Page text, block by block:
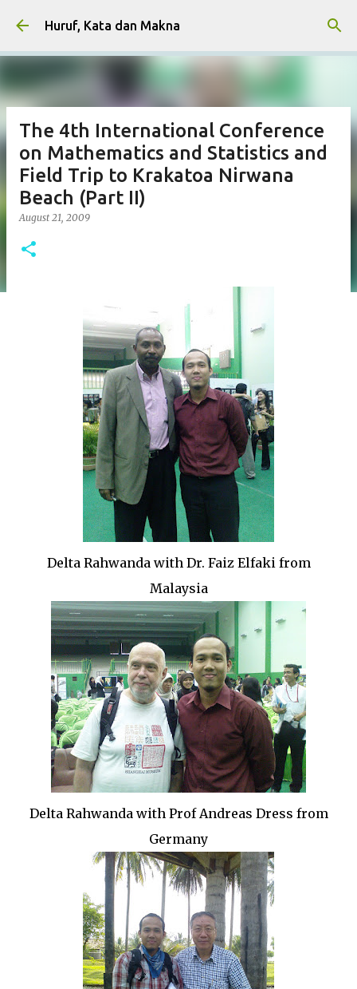
Skip to main content
Huruf, Kata dan Makna
The 4th International Conference
on Mathematics and Statistics and
Field Trip to Krakatoa Nirwana
Beach (Part II)
August 21, 2009
Delta Rahwanda with Dr. Faiz Elfaki from
Malaysia
Delta Rahwanda with Prof Andreas Dress from
Germany